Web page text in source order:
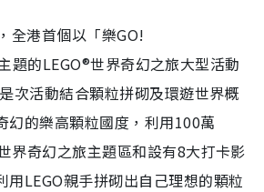
全港首個以「樂GO!
題的LEGO®世界奇幻之旅大型活動
次活動結合顆粒拼砌及環遊世界概
幻的樂高顆粒國度，利用100萬
界奇幻之旅主題區和設有8大打卡影
用LEGO親手拼砌出自己理想的顆粒